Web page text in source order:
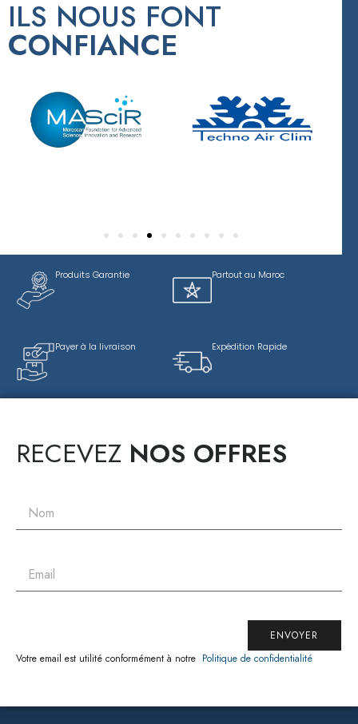
ILS NOUS FONT
CONFIANCE
Produits Garantie Partout au Maroc
Payer à la livraison Expédition Rapide
RECEVEZ NOS OFFRES
ENVOYER
Votre email est utilité conformément à notre Politique de confidentialité